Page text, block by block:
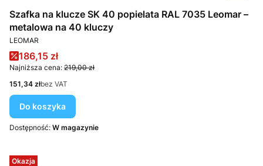
Szafka na klucze SK 40 popielata RAL 7035 Leomar –
metalowa na 40 kluczy
PRODUCENT
LEOMAR
Cena promocyjna
186,15 zł
Najniższa cena: 219,00 zł
Cena
151,34 złbez VAT
Do koszyka
Dostępność: W magazynie
Okazja